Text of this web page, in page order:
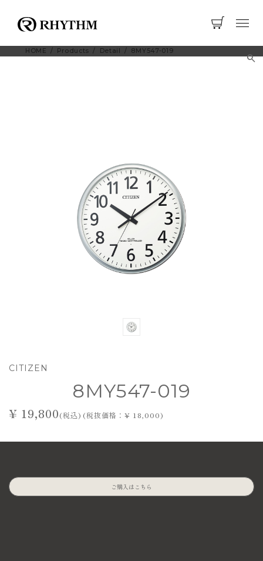
HOME Products Detail 8MY547-019
CITIZEN
8MY547-019
¥ 19,800(税込) (税抜価格：¥ 18,000)
ご購入はこちら